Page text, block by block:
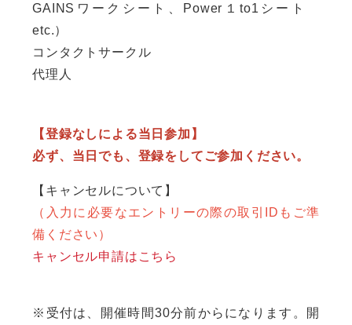
GAINSワークシート、Power１to1シート
etc.）
コンタクトサークル
代理人
【登録なしによる当日参加】
必ず、当日でも、登録をしてご参加ください。
【キャンセルについて】
（入力に必要なエントリーの際の取引IDもご準
備ください）
キャンセル申請はこちら
※受付は、開催時間30分前からになります。開